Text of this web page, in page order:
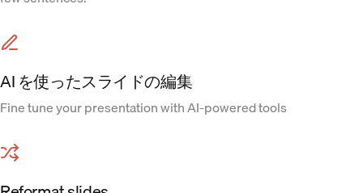
AI を使ったスライドの編集
Fine tune your presentation with AI-powered tools